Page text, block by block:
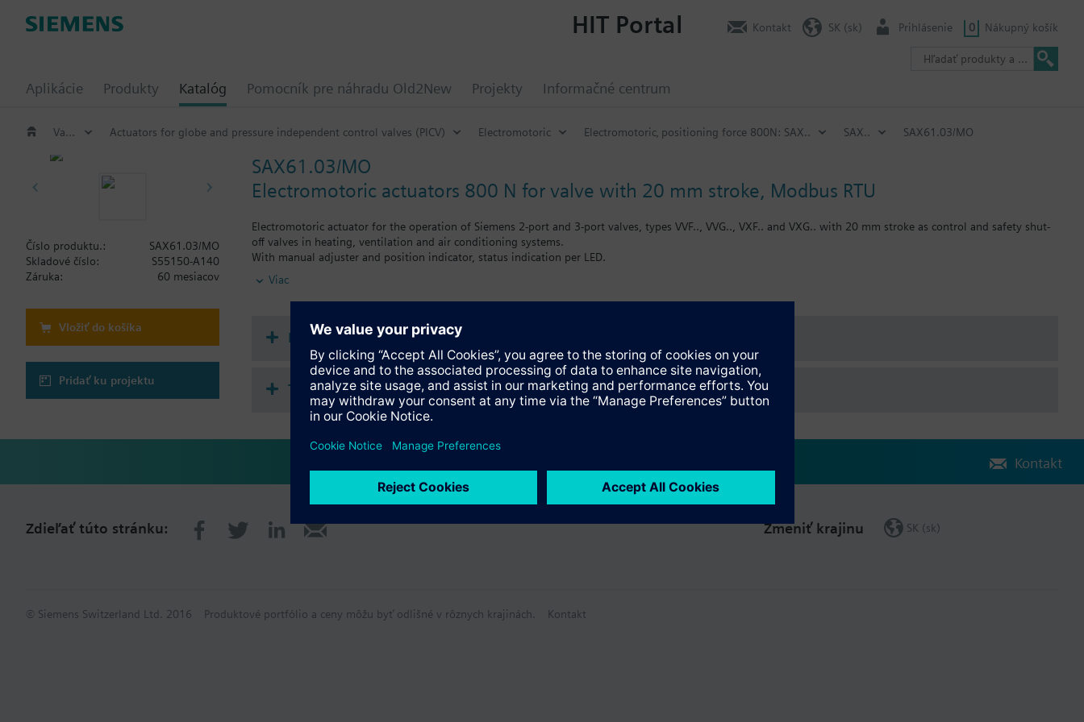
Aplikácie Produkty Katalóg Pomocník pre náhradu Old2New Projekty Informačné centrum
HIT Portal Kontakt SK (sk) Prihlásenie 0 Nákupný košík
Valves and actuators Actuators for globe and pressure independent control valves (PICV) Electromotoric Electromotoric‚ positioning force 800N: SAX.. SAX.. SAX61.03/MO
SAX61.03/MO
Electromotoric actuators 800 N for valve with 20 mm stroke, Modbus RTU
Electromotoric actuator for the operation of Siemens 2-port and 3-port valves, types VVF.., VVG.., VXF.. and VXG.. with 20 mm stroke as control and safety shut-
off valves in heating, ventilation and air conditioning systems.
With manual adjuster and position indicator, status indication per LED.
Optional functions with auxiliary switches, potentiometer, functional module and stem heater.
Additional info
Viac
Číslo produktu.:
SAX61.03/MO
Skladové číslo:
S55150-A140
Záruka:
60 mesiacov
Vložiť do košíka
Pridať ku projektu
Dokumenty
Technické parametre
Kontakt
Zdieľať túto stránku: Zmeniť krajinu SK (sk)
© Siemens Switzerland Ltd. 2016 Produktové portfólio a ceny môžu byť odlišné v rôznych krajinách. Kontakt